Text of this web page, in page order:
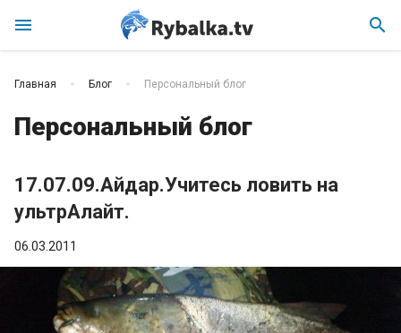
menu search
Главная Блог Персональный блог
Персональный блог
17.07.09.Айдар.Учитесь ловить на
ультрАлайт.
06.03.2011